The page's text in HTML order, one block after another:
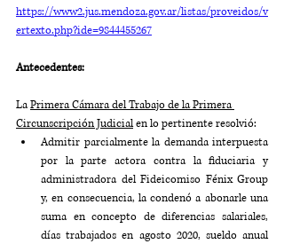
https://www2.jus.mendoza.gov.ar/listas/proveidos/v
ertexto.php?ide=9844455267
Antecedentes:
La Primera Cámara del Trabajo de la Primera
Circunscripción Judicial en lo pertinente resolvió:
Admitir parcialmente la demanda interpuesta
por la parte actora contra la fiduciaria y
administradora del Fideicomiso Fénix Group
y, en consecuencia, la condenó a abonarle una
suma en concepto de diferencias salariales,
días trabajados en agosto 2020, sueldo anual